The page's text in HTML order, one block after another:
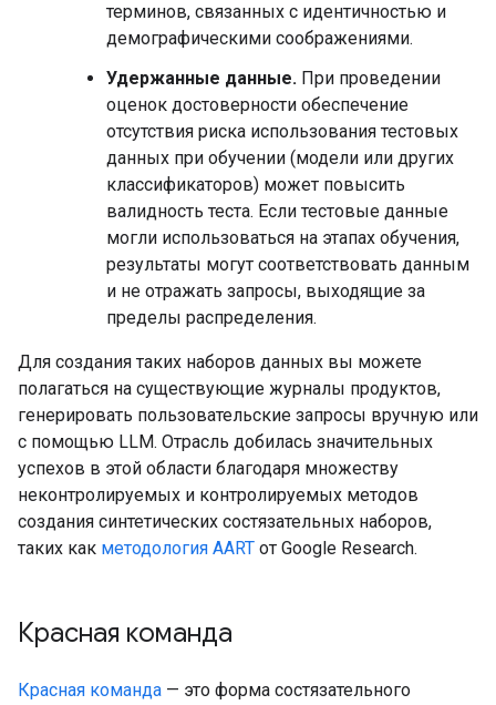
терминов, связанных с идентичностью и
демографическими соображениями.
Удержанные данные. При проведении
оценок достоверности обеспечение
отсутствия риска использования тестовых
данных при обучении (модели или других
классификаторов) может повысить
валидность теста. Если тестовые данные
могли использоваться на этапах обучения,
результаты могут соответствовать данным
и не отражать запросы, выходящие за
пределы распределения.
Для создания таких наборов данных вы можете
полагаться на существующие журналы продуктов,
генерировать пользовательские запросы вручную или
с помощью LLM. Отрасль добилась значительных
успехов в этой области благодаря множеству
неконтролируемых и контролируемых методов
создания синтетических состязательных наборов,
таких как методология AART от Google Research.
Красная команда
Красная команда — это форма состязательного